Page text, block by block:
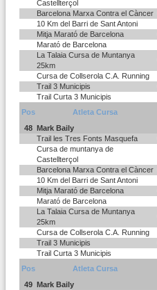
Castellterçol
Barcelona Marxa Contra el Càncer
10 Km del Barri de Sant Antoni
Mitja Marató de Barcelona
Marató de Barcelona
La Talaia Cursa de Muntanya
25km
Cursa de Collserola C.A. Running
Trail 3 Municipis
Trail Curta 3 Municipis
Pos
Atleta Cursa
48 Mark Baily
Trail les Tres Fonts Masquefa
Cursa de muntanya de
Castellterçol
Barcelona Marxa Contra el Càncer
10 Km del Barri de Sant Antoni
Mitja Marató de Barcelona
Marató de Barcelona
La Talaia Cursa de Muntanya
25km
Cursa de Collserola C.A. Running
Trail 3 Municipis
Trail Curta 3 Municipis
Pos
Atleta Cursa
49 Mark Baily